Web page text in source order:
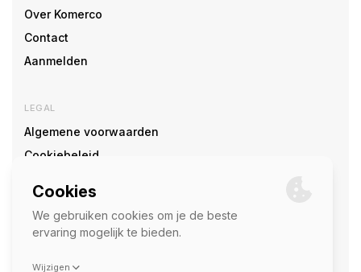
Over Komerco
Contact
Aanmelden
LEGAL
Algemene voorwaarden
Cookiebeleid
SOCIAL